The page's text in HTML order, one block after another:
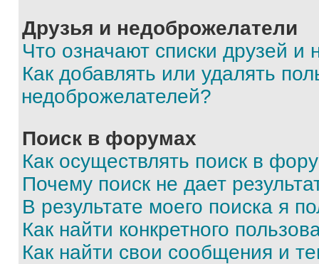
Друзья и недоброжелатели
Что означают списки друзей и
Как добавлять или удалять
недоброжелателей?
Поиск в форумах
Как осуществлять поиск в
Почему поиск не дает
В результате моего поиска я
Как найти конкретного
Как найти свои сообщения и